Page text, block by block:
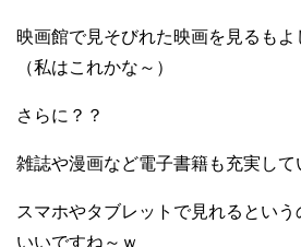
映画館で見そびれた映画を見るもよ
（私はこれかな～）
さらに？？
雑誌や漫画など電子書籍も充実して
スマホやタブレットで見れるという
いいですね～ｗ